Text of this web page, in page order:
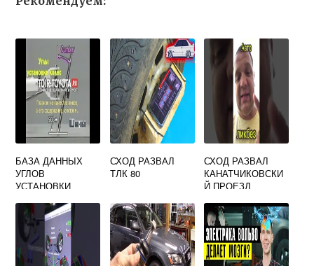
БАЗА ДАННЫХ
УГЛОВ
УСТАНОВКИ
СХОД РАЗВАЛ
ТЛК 80
СХОД РАЗВАЛ
КАНАТЧИКОВСКИ
Й ПРОЕЗД